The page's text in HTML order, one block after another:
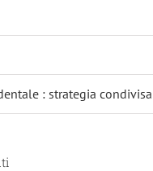
: strategia condivisa